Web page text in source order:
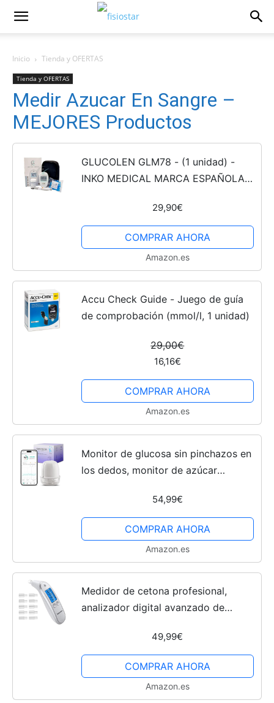
Inicio Tienda y OFERTAS
Tienda y OFERTAS
Medir Azucar En Sangre –
MEJORES Productos
GLUCOLEN GLM78 - (1 unidad) -
INKO MEDICAL MARCA ESPAÑOLA-
29,90€
COMPRAR AHORA
Amazon.es
Accu Check Guide - Juego de guía
de comprobación (mmol/l, 1 unidad)
29,00€
16,16€
COMPRAR AHORA
Amazon.es
Monitor de glucosa sin pinchazos en
los dedos, monitor de azúcar
glucosa, kit de prueba de azúcar
compatible con iOS y Android
54,99€
COMPRAR AHORA
Amazon.es
Medidor de cetona profesional,
analizador digital avanzado de
resultados inmediatos, probador de
aliento portátil para...
49,99€
COMPRAR AHORA
Amazon.es